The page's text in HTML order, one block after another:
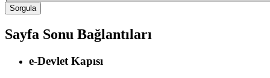
Sayfa Sonu Bağlantıları
e-Devlet Kapısı